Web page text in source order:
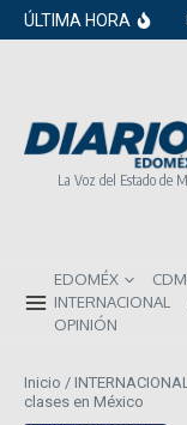
Saltar al contenido
ÚLTIMA HORA
La Voz del Estado de
EDOMÉX
INTERNACIONAL
OPINIÓN
Inicio /
clases en México